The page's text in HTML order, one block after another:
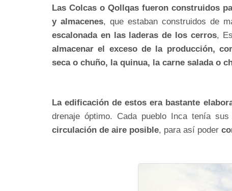
Las Colcas o Qollqas fueron construidos
y almacenes, que estaban construidos de
escalonada en las laderas de los cerros,
almacenar el exceso de la producción,
seca o chuño, la quinua, la carne salada o
La edificación de estos era bastante
drenaje óptimo. Cada pueblo Inca tenía
circulación de aire posible, para así poder